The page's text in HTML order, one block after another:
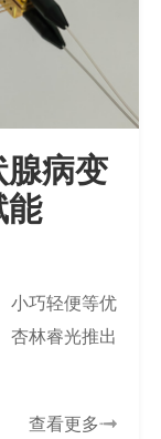
病变
能
小巧轻便等优
杏林睿光推出
查看更多